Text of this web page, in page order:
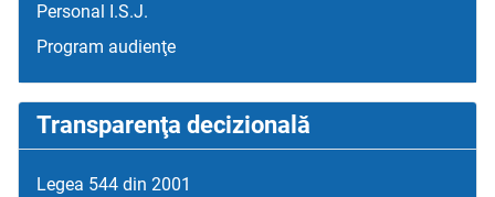
Personal I.S.J.
Program audienţe
Transparenţa decizională
Legea 544 din 2001